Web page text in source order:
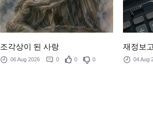
조각상이 된 사랑
06 Aug 2026 0 0 0
재정보
04 Aug